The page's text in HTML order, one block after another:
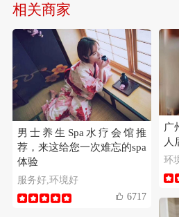
相关商家
男士养生Spa水疗会馆推
荐，来这给您一次难忘的spa
体验
服务好,环境好
6717
广
人
环